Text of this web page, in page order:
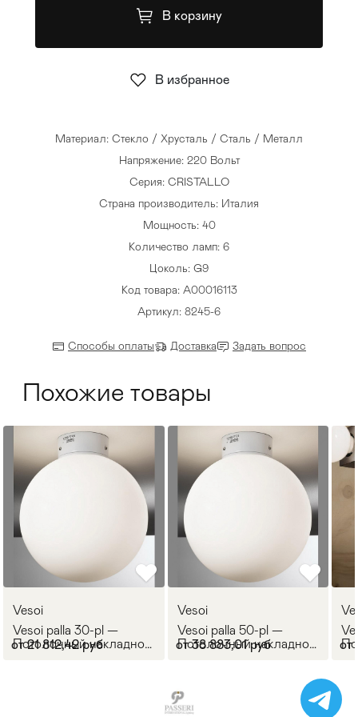
Материал: Стекло / Хрусталь / Сталь / Металл
Напряжение: 220 Вольт
Серия: CRISTALLO
Страна производитель: Италия
Мощность: 40
Количество ламп: 6
Цоколь: G9
Код товара: A00016113
Артикул: 8245-6
Способы оплаты Доставка Задать вопрос
В корзину
В избранное
Похожие товары
Vesoi
Vesoi palla 30-pl —
Потолочный накладной
светильник PALLA
от 21 812,42 руб
Vesoi
Vesoi palla 50-pl —
Потолочный накладной
светильник PALLA
от 38 883,01 руб от